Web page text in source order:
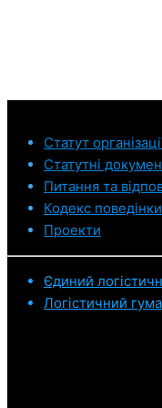
Статут
Статутні
Питання та
Кодекс
Проекти
Єдиний
Логістичний